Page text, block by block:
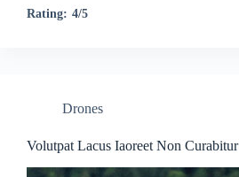
Rating: 4/5
Drones
Volutpat Lacus Iaoreet Non Curabitur